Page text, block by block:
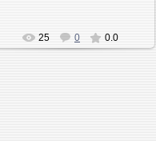
25 0 0.0